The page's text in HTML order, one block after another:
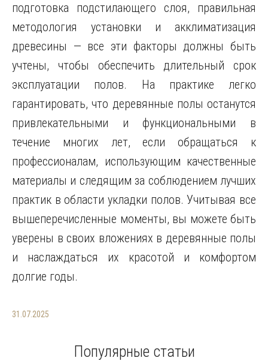
подготовка подстилающего слоя, правильная
методология установки и акклиматизация
древесины — все эти факторы должны быть
учтены, чтобы обеспечить длительный срок
эксплуатации полов. На практике легко
гарантировать, что деревянные полы останутся
привлекательными и функциональными в
течение многих лет, если обращаться к
профессионалам, использующим качественные
материалы и следящим за соблюдением лучших
практик в области укладки полов. Учитывая все
вышеперечисленные моменты, вы можете быть
уверены в своих вложениях в деревянные полы
и наслаждаться их красотой и комфортом
долгие годы.
31.07.2025
Популярные статьи